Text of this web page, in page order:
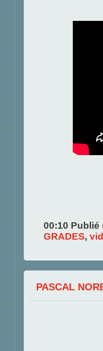
00:10
GRADES,
PASCAL